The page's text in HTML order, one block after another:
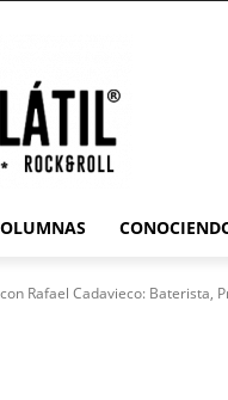
Rafael Cadavieco: Baterista,